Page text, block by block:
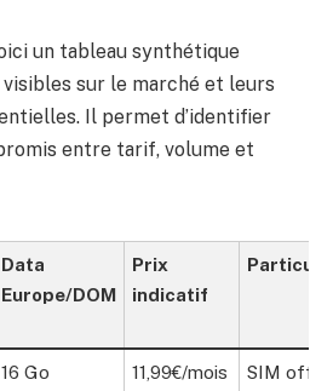
un tableau synthétique
sur le marché et leurs
Il permet d’identifier
entre tarif, volume et
Data
Europe/DOM
Prix
indicatif
16 Go 11,99€/mois
SIM